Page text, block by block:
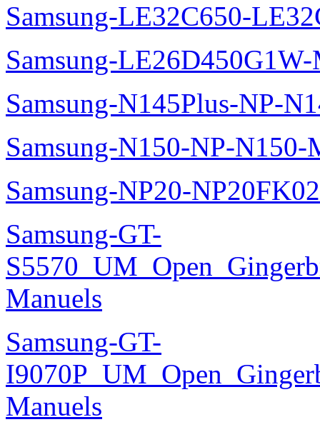
Samsung-LE32C650-
Samsung-LE26D450G1W-
Samsung-N145Plus-NP-
Samsung-N150-NP-N150-
Samsung-NP20-
Samsung-GT-
Manuels
Samsung-GT-
Manuels